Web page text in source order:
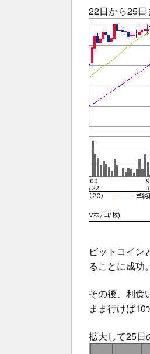
22日から25日
ビットコイン
ることに成功
その後、利食
まま行けば
拡大して25日